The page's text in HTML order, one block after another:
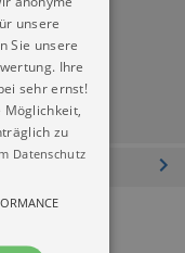
unsere
Sie unsere
Ihre
sehr ernst!
Möglichkeit,
zu
Datenschutz